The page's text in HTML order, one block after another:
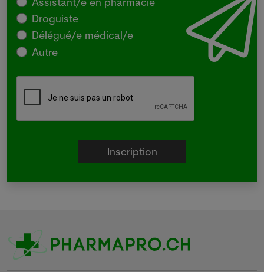
Droguiste
Délégué/e médical/e
Autre